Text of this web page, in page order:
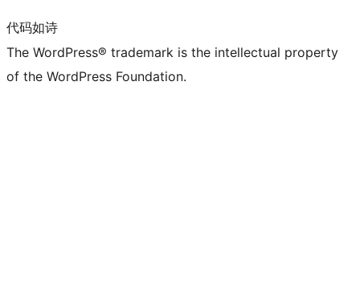
代码如诗
The WordPress® trademark is the intellectual property
of the WordPress Foundation.